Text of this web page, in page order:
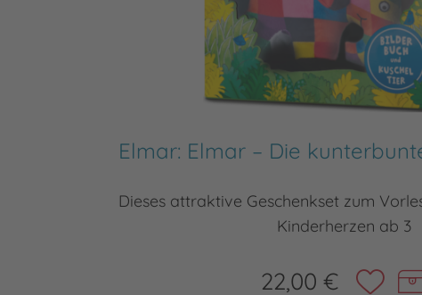
Elmar: Elmar – Die
Dieses attraktive Geschenkset zum
Kinderherzen ab 3
22,00 €